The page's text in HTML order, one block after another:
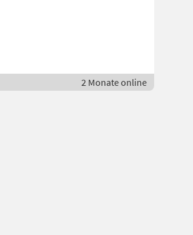
2 Monate online